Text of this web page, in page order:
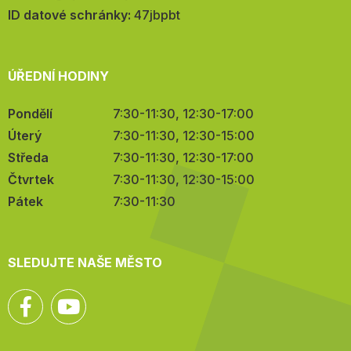
mail:
ID datové schránky: 47jbpbt
ÚŘEDNÍ HODINY
Pondělí
7:30-11:30, 12:30-17:00
Úterý
7:30-11:30, 12:30-15:00
Středa
7:30-11:30, 12:30-17:00
Čtvrtek
7:30-11:30, 12:30-15:00
Pátek
7:30-11:30
SLEDUJTE NAŠE MĚSTO
Facebook